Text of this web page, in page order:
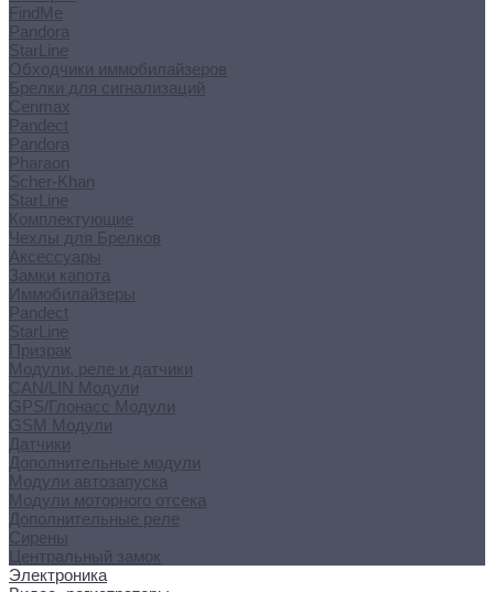
FindMe
Pandora
StarLine
Обходчики иммобилайзеров
Брелки для сигнализаций
Cenmax
Pandect
Pandora
Pharaon
Scher-Khan
StarLine
Комплектующие
Чехлы для Брелков
Аксессуары
Замки капота
Иммобилайзеры
Pandect
StarLine
Призрак
Модули, реле и датчики
CAN/LIN Модули
GPS/Глонасс Модули
GSM Модули
Датчики
Дополнительные модули
Модули автозапуска
Модули моторного отсека
Дополнительные реле
Сирены
Центральный замок
Электроника